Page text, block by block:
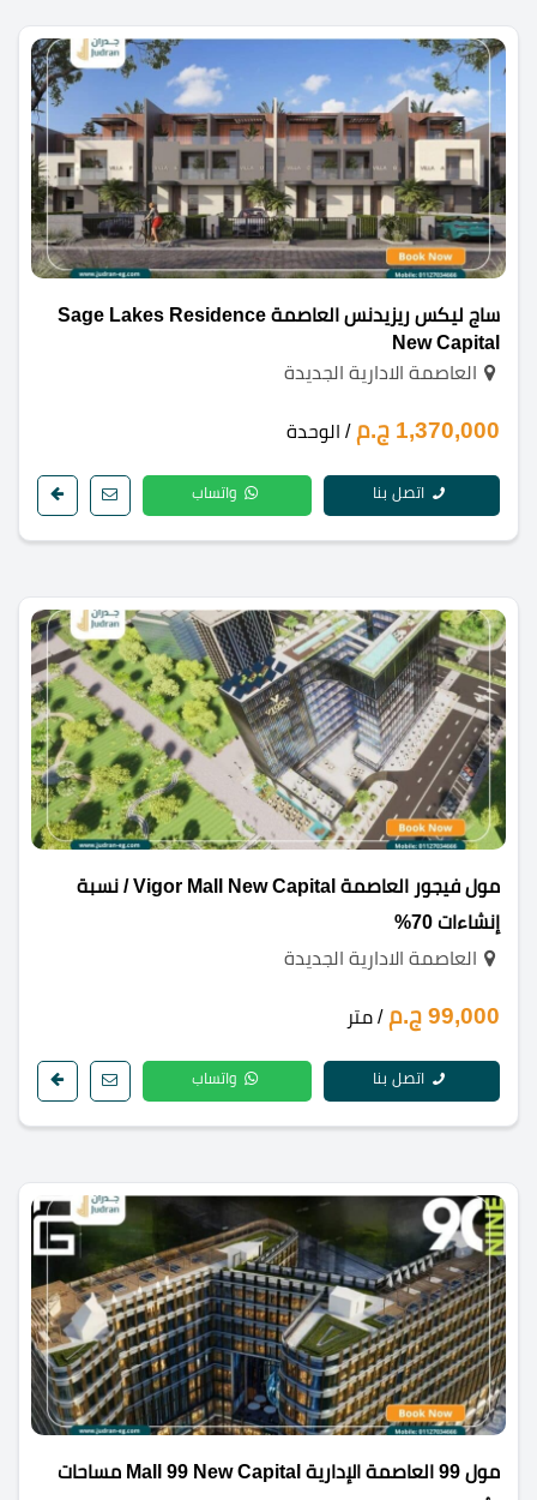
ساج ليكس ريزيدنس العاصمة Sage Lakes Residence
New Capital
العاصمة الادارية الجديدة
1,370,000 ج.م / الوحدة
اتصل بنا واتساب
مول فيجور العاصمة Vigor Mall New Capital / نسبة
إنشاءات 70%
العاصمة الادارية الجديدة
99,000 ج.م / متر
اتصل بنا واتساب
مول 99 العاصمة الإدارية Mall 99 New Capital مساحات